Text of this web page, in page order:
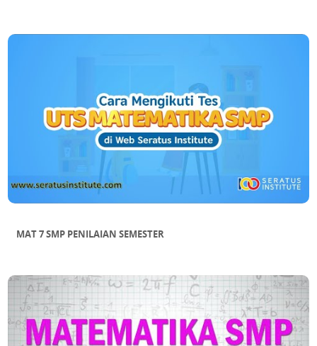
MAT 7 SMP PENILAIAN SEMESTER